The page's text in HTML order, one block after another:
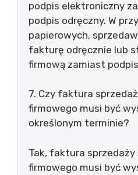
podpis elektroniczny
podpis odręczny. W
papierowych,
fakturę odręcznie lub
firmową zamiast
7. Czy faktura
firmowego musi być
określonym terminie?
Tak, faktura sprzedaży
firmowego musi być